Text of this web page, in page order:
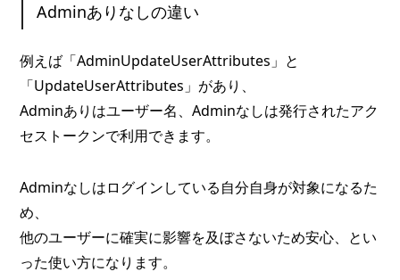
Adminありなしの違い
例えば「AdminUpdateUserAttributes」と
「UpdateUserAttributes」があり、
Adminありはユーザー名、Adminなしは発行されたアク
セストークンで利用できます。
Adminなしはログインしている自分自身が対象になるた
め、
他のユーザーに確実に影響を及ぼさないため安心、とい
った使い方になります。